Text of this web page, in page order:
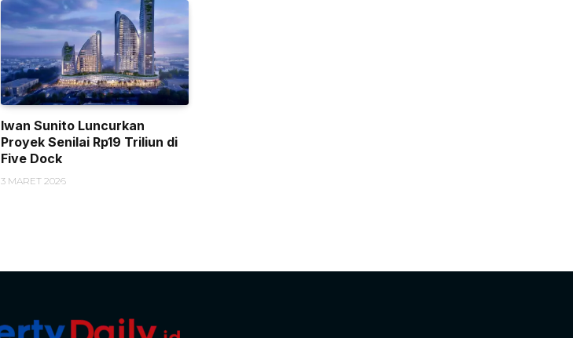
Iwan Sunito Luncurkan
Proyek Senilai Rp19 Triliun di
Five Dock
3 MARET 2026